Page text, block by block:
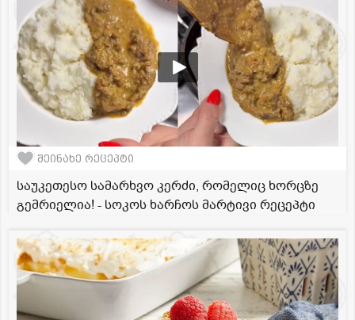
შეინახე რეცეპტი
საუკეთესო სამარხვო კერძი, რომელიც ხორცზე
გემრიელია! - სოკოს ხარჩოს მარტივი რეცეპტი